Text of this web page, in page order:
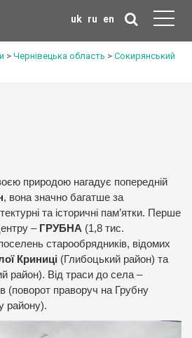
uk ru en
> Чернівецька область > Сокирянський
природою нагадує попередній
, вона значно багатше за
та історичні пам’ятки. Перше
– ГРУБНА (1,8 тис.
старообрядників, відомих
Криниці (Глибоцький район) та
район). Від траси до села –
(поворот праворуч на Грубну
району).